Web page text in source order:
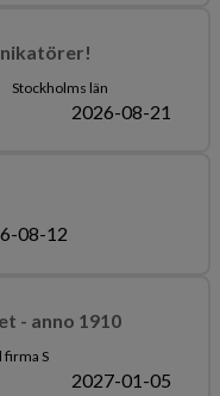
Stockholms län
2026-08-21
08-12
- anno 1910
S
2027-01-05